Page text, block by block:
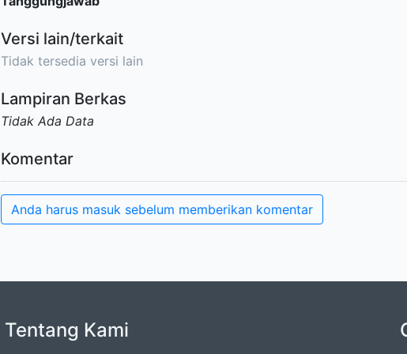
Versi lain/terkait
Tidak tersedia versi lain
Lampiran Berkas
Tidak Ada Data
Komentar
Anda harus masuk sebelum memberikan komentar
Tentang Kami